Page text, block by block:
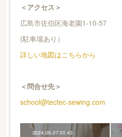
＜アクセス＞
広島市佐伯区海老園1-10-57
(駐車場あり）
詳しい地図はこちらから
＜問合せ先＞
school@tectec-sewing.com
2024.06.07 00:43